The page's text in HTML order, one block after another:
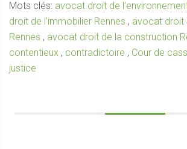
Mots clés: avocat droit de
droit de l'immobilier Rennes , avocat droit
Rennes , avocat droit de la construction
contentieux , contradictoire , Cour de
justice